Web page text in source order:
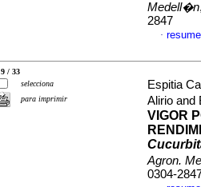
Medell�n
2847
·
9 / 33
selecciona
para imprimir
Espitia
Alirio
VIGOR
Agron.
0304-